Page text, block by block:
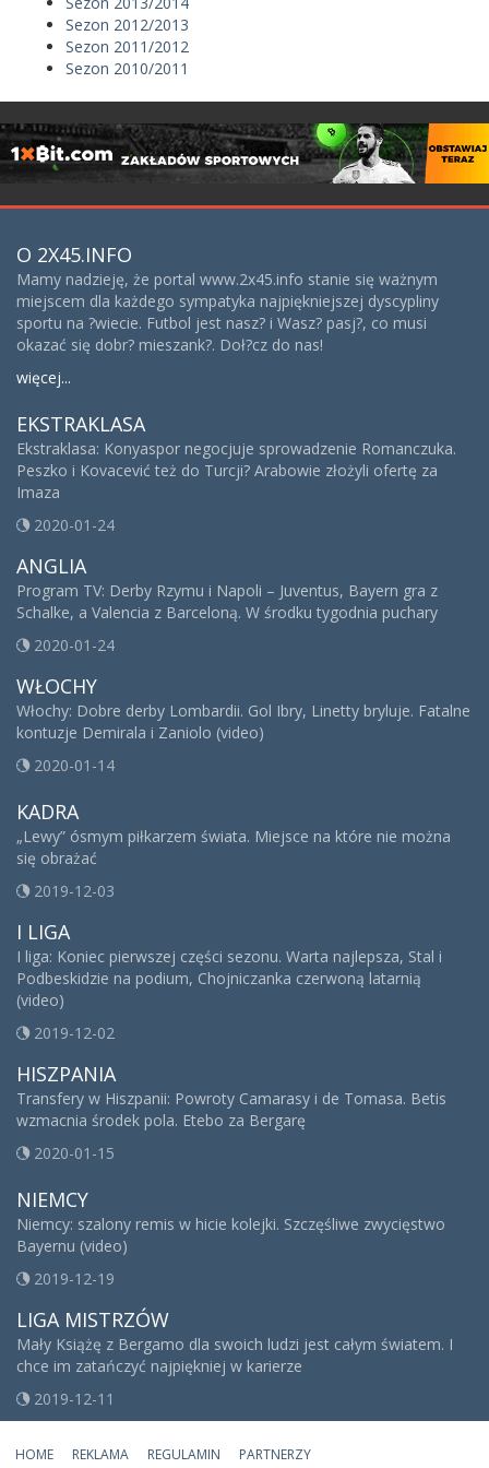
Sezon 2012/2013
Sezon 2011/2012
Sezon 2010/2011
O 2X45.INFO
Mamy nadzieję, że portal www.2x45.info stanie się ważnym
miejscem dla każdego sympatyka najpiękniejszej dyscypliny
sportu na ?wiecie. Futbol jest nasz? i Wasz? pasj?, co musi
okazać się dobr? mieszank?. Doł?cz do nas!
więcej...
EKSTRAKLASA
Ekstraklasa: Konyaspor negocjuje sprowadzenie Romanczuka.
Peszko i Kovacević też do Turcji? Arabowie złożyli ofertę za
Imaza
2020-01-24
ANGLIA
Program TV: Derby Rzymu i Napoli – Juventus, Bayern gra z
Schalke, a Valencia z Barceloną. W środku tygodnia puchary
2020-01-24
WŁOCHY
Włochy: Dobre derby Lombardii. Gol Ibry, Linetty bryluje. Fatalne
kontuzje Demirala i Zaniolo (video)
2020-01-14
KADRA
„Lewy” ósmym piłkarzem świata. Miejsce na które nie można
się obrażać
2019-12-03
I LIGA
I liga: Koniec pierwszej części sezonu. Warta najlepsza, Stal i
Podbeskidzie na podium, Chojniczanka czerwoną latarnią
(video)
2019-12-02
HISZPANIA
Transfery w Hiszpanii: Powroty Camarasy i de Tomasa. Betis
wzmacnia środek pola. Etebo za Bergarę
2020-01-15
NIEMCY
Niemcy: szalony remis w hicie kolejki. Szczęśliwe zwycięstwo
Bayernu (video)
2019-12-19
LIGA MISTRZÓW
Mały Książę z Bergamo dla swoich ludzi jest całym światem. I
chce im zatańczyć najpiękniej w karierze
2019-12-11
HOME REKLAMA REGULAMIN PARTNERZY